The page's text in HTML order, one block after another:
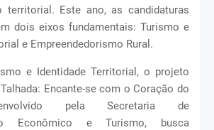
territorial. Este ano, as candidaturas
dois eixos fundamentais: Turismo e
e Empreendedorismo Rural.
e Identidade Territorial, o projeto
Encante-se com o Coração do
pela Secretaria de
Econômico e Turismo, busca